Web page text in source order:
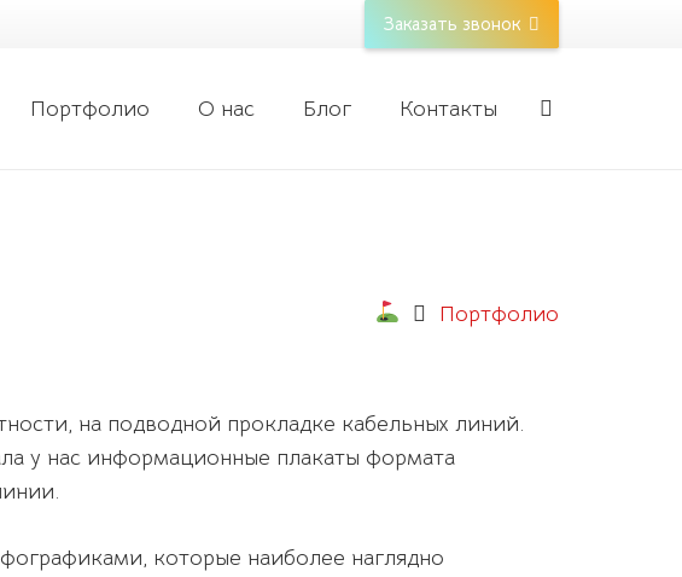
Заказать звонок
Портфолио О нас Блог Контакты
Портфолио
на подводной прокладке кабельных линий.
у нас информационные плакаты формата
которые наиболее наглядно